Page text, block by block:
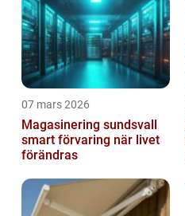
07 mars 2026
Magasinering sundsvall
smart förvaring när livet
förändras